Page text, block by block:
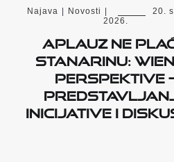
Najava Novosti
20.
2026.
Aplauz ne
stanarinu:
Perspektive
inicijative i